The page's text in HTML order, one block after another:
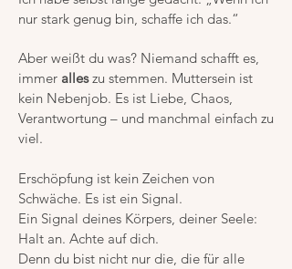
nur stark genug bin, schaffe ich das.“
Aber weißt du was? Niemand schafft es,
immer alleszu stemmen. Muttersein ist
kein Nebenjob. Es ist Liebe, Chaos,
Verantwortung – und manchmal einfach zu
viel.
Erschöpfung ist kein Zeichen von
Schwäche. Es ist ein Signal.
Ein Signal deines Körpers, deiner Seele:
Halt an. Achte auf dich.
Denn du bist nicht nur die, die für alle